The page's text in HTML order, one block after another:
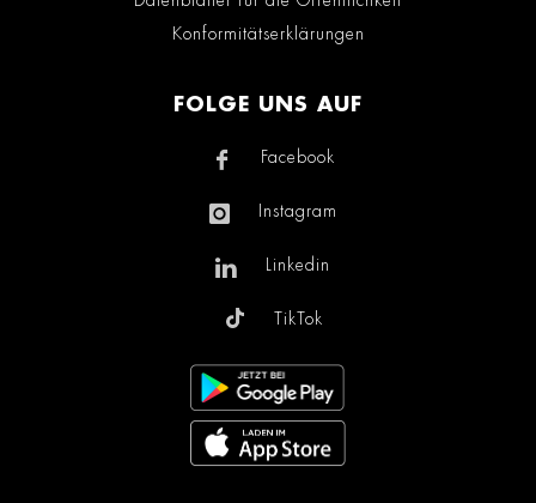
Konformitätserklärungen
FOLGE UNS AUF
Facebook
Instagram
Linkedin
TikTok